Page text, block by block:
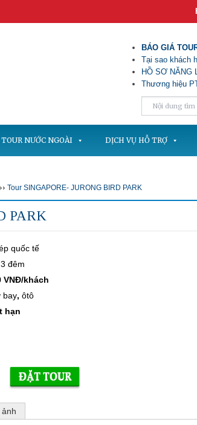
BÁO GIÁ
Tại sao khách
HỒ SƠ NĂNG
Thương hiệu
TOUR NƯỚC NGOÀI DỊCH VỤ HỖ TRỢ
›› Tour SINGAPORE- JURONG BIRD PARK
PARK
quốc tế
đêm
VNĐ/khách
bay, ôtô
hạn